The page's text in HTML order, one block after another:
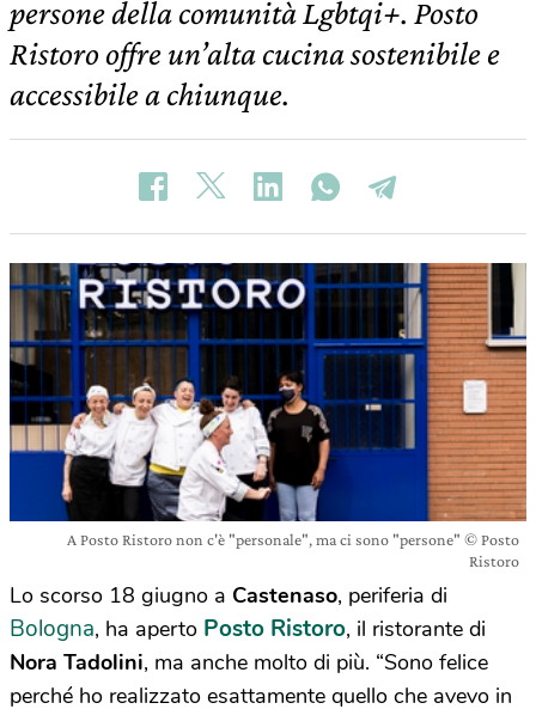
persone della comunità Lgbtqi+. Posto
Ristoro offre un’alta cucina sostenibile e
accessibile a chiunque.
A Posto Ristoro non c'è "personale", ma ci sono "persone" © Posto
Ristoro
Lo scorso 18 giugno a Castenaso, periferia di
Bologna, ha aperto Posto Ristoro, il ristorante di
Nora Tadolini, ma anche molto di più. “Sono felice
perché ho realizzato esattamente quello che avevo in